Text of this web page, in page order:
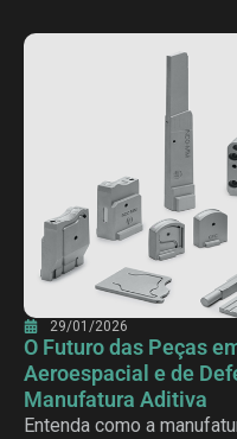
29/01/2026
O Futuro das Peças
Aeroespacial e de
Manufatura Aditiva
Entenda como a